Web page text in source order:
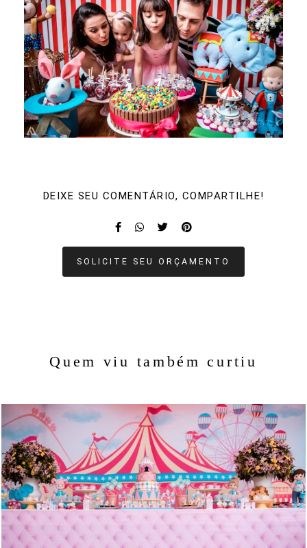
DEIXE SEU COMENTÁRIO, COMPARTILHE!
SOLICITE SEU ORÇAMENTO
Quem viu também curtiu